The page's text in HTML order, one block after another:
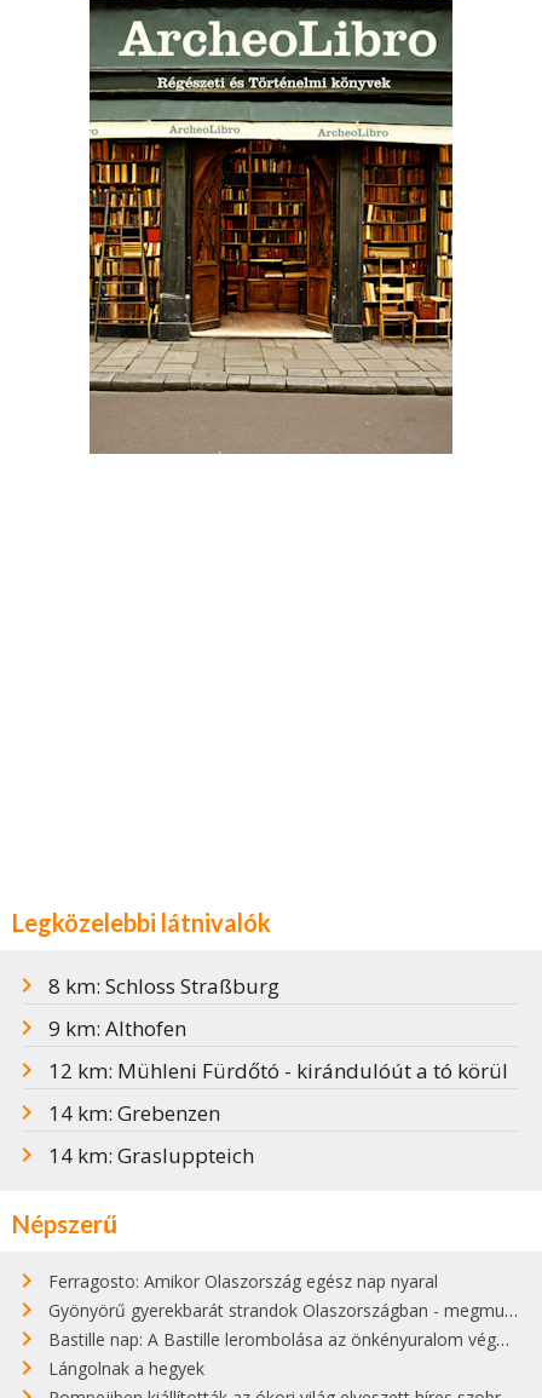
Legközelebbi látnivalók
8 km: Schloss Straßburg
9 km: Althofen
12 km: Mühleni Fürdőtó - kirándulóút a tó körül
14 km: Grebenzen
14 km: Grasluppteich
Népszerű
Ferragosto: Amikor Olaszország egész nap nyaral
Gyönyörű gyerekbarát strandok Olaszországban - megmutatjuk a 15 legjobbat
Bastille nap: A Bastille lerombolása az önkényuralom végét jelentette
Lángolnak a hegyek